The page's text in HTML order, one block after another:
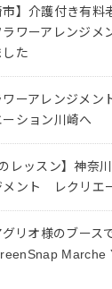
市】介護付き有料
ラワーアレンジメ
た
ワーアレンジメン
ーション川崎へ
のレッスン】神奈
メント レクリエ
リオ様のブース
Marche